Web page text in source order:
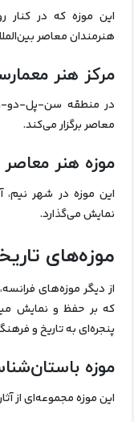
این موزه که در کنار
هنرمندان معاصر
مرکز هنر
در منطقه سن-پل-دو-
معاصر برگزار می‌کند.
موزه هنر
این موزه در شهر نیم،
نمایش می‌گذارد.
موزه‌های
از دیگر موزه‌های
که بر حفظ و نمایش
پنجره‌ای به تاریخ و
موزه
این موزه مجموعه‌ای از